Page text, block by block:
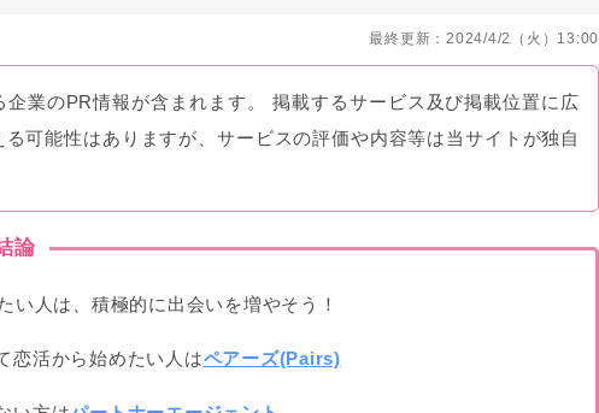
最終更新：2024/4/2（火）13:00
企業のPR情報が含まれます。 掲載するサービス及び掲載位置に広
可能性はありますが、サービスの評価や内容等は当サイトが独自
い人は、積極的に出会いを増やそう！
恋活から始めたい人はペアーズ(Pairs)